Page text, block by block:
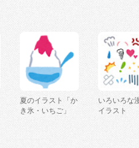
夏のイラスト「か
き氷・いちご」
いろいろな
イラスト